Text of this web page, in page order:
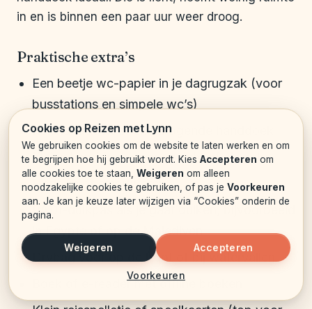
in en is binnen een paar uur weer droog.
Praktische extra’s
Een beetje wc-papier in je dagrugzak (voor
busstations en simpele wc’s)
Reishanddoek of sneldrogende handdoek
Kleine handdoek voor gezicht of als extra
Horloge of smartwatch
PADI-duikpas als je gaat duiken, bijvoorbeeld
in Egypte of op de Malediven
Drybag voor op de boot of bij watervallen
Boek of e-reader met offline boeken
Cookies op Reizen met Lynn
We gebruiken cookies om de website te laten werken en om
te begrijpen hoe hij gebruikt wordt. Kies Accepteren om
alle cookies toe te staan, Weigeren om alleen
noodzakelijke cookies te gebruiken, of pas je Voorkeuren
aan. Je kan je keuze later wijzigen via “Cookies” onderin de
pagina.
Weigeren
Voorkeuren
Accepteren